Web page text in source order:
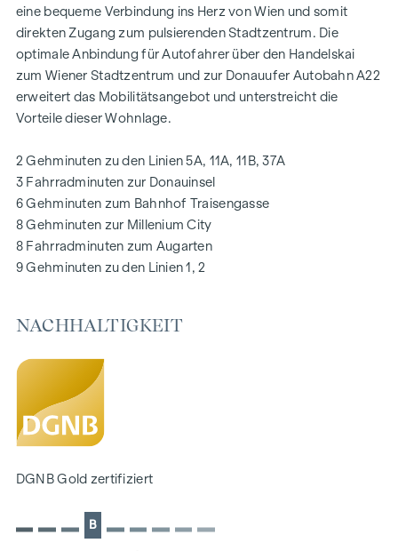
AUSSTATTUNG
Eichenparkettböden
Stilvolle Markenfliesen
Außenliegender, elektrischer Sonnenschutz
Klimaanlage im DG
Photovoltaikanlage am Dach
Digitale Gegensprechanlage und
schwarzes Brett über Handyapp
Smarte Hausverwaltungs-App „puck“
HIGHLIGHTS
Gärten, Balkone, Loggien, Dachterrassen
166 Tiefgaragenstellplätze
Ideal für Anleger und Eigennutzer
DGNB Gold Nachhaltigkeits-Vorzertifikat
Lage direkt an der malerischen Donau
NACHHALTIGKEIT
Erschaffung von nachhaltigem Lebensraum und das
eine bequeme Verbindung ins Herz von Wien und somit
direkten Zugang zum pulsierenden Stadtzentrum. Die
optimale Anbindung für Autofahrer über den Handelskai
zum Wiener Stadtzentrum und zur Donauufer Autobahn A22
erweitert das Mobilitätsangebot und unterstreicht die
Vorteile dieser Wohnlage.
2 Gehminuten zu den Linien 5A, 11A, 11B, 37A
3 Fahrradminuten zur Donauinsel
6 Gehminuten zum Bahnhof Traisengasse
8 Gehminuten zur Millenium City
8 Fahrradminuten zum Augarten
9 Gehminuten zu den Linien 1, 2
NACHHALTIGKEIT
DGNB Gold zertifiziert
B